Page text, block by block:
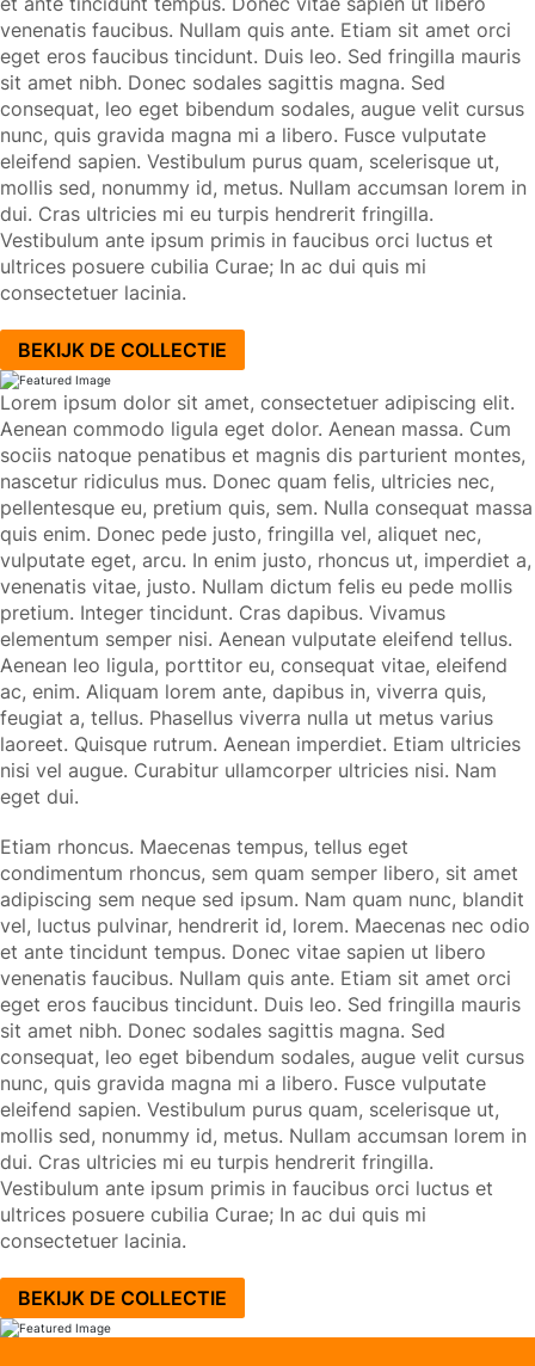
venenatis faucibus. Nullam quis ante. Etiam sit amet orci
eget eros faucibus tincidunt. Duis leo. Sed fringilla mauris
sit amet nibh. Donec sodales sagittis magna. Sed
consequat, leo eget bibendum sodales, augue velit cursus
nunc, quis gravida magna mi a libero. Fusce vulputate
eleifend sapien. Vestibulum purus quam, scelerisque ut,
mollis sed, nonummy id, metus. Nullam accumsan lorem in
dui. Cras ultricies mi eu turpis hendrerit fringilla.
Vestibulum ante ipsum primis in faucibus orci luctus et
ultrices posuere cubilia Curae; In ac dui quis mi
consectetuer lacinia.
BEKIJK DE COLLECTIE
Lorem ipsum dolor sit amet, consectetuer adipiscing elit.
Aenean commodo ligula eget dolor. Aenean massa. Cum
sociis natoque penatibus et magnis dis parturient montes,
nascetur ridiculus mus. Donec quam felis, ultricies nec,
pellentesque eu, pretium quis, sem. Nulla consequat massa
quis enim. Donec pede justo, fringilla vel, aliquet nec,
vulputate eget, arcu. In enim justo, rhoncus ut, imperdiet a,
venenatis vitae, justo. Nullam dictum felis eu pede mollis
pretium. Integer tincidunt. Cras dapibus. Vivamus
elementum semper nisi. Aenean vulputate eleifend tellus.
Aenean leo ligula, porttitor eu, consequat vitae, eleifend
ac, enim. Aliquam lorem ante, dapibus in, viverra quis,
feugiat a, tellus. Phasellus viverra nulla ut metus varius
laoreet. Quisque rutrum. Aenean imperdiet. Etiam ultricies
nisi vel augue. Curabitur ullamcorper ultricies nisi. Nam
eget dui.
Etiam rhoncus. Maecenas tempus, tellus eget
condimentum rhoncus, sem quam semper libero, sit amet
adipiscing sem neque sed ipsum. Nam quam nunc, blandit
vel, luctus pulvinar, hendrerit id, lorem. Maecenas nec odio
et ante tincidunt tempus. Donec vitae sapien ut libero
venenatis faucibus. Nullam quis ante. Etiam sit amet orci
eget eros faucibus tincidunt. Duis leo. Sed fringilla mauris
sit amet nibh. Donec sodales sagittis magna. Sed
consequat, leo eget bibendum sodales, augue velit cursus
nunc, quis gravida magna mi a libero. Fusce vulputate
eleifend sapien. Vestibulum purus quam, scelerisque ut,
mollis sed, nonummy id, metus. Nullam accumsan lorem in
dui. Cras ultricies mi eu turpis hendrerit fringilla.
Vestibulum ante ipsum primis in faucibus orci luctus et
ultrices posuere cubilia Curae; In ac dui quis mi
consectetuer lacinia.
BEKIJK DE COLLECTIE